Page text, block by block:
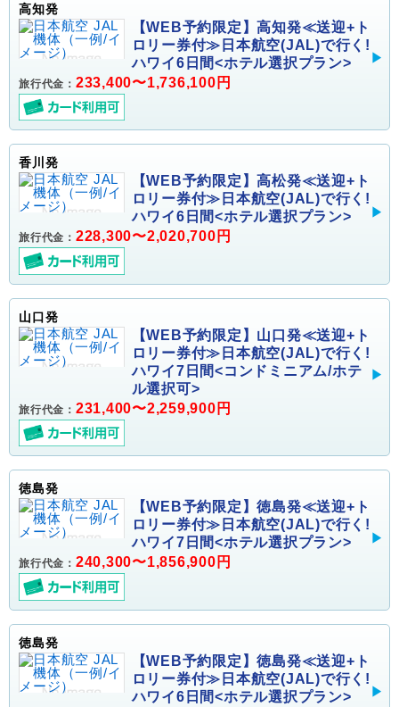
高知発
【WEB予約限定】高知発≪送迎+ト
ロリー券付≫日本航空(JAL)で行く!
ハワイ6日間<ホテル選択プラン>
旅行代金： 233,400〜1,736,100円
香川発
【WEB予約限定】高松発≪送迎+ト
ロリー券付≫日本航空(JAL)で行く!
ハワイ6日間<ホテル選択プラン>
旅行代金： 228,300〜2,020,700円
山口発
【WEB予約限定】山口発≪送迎+ト
ロリー券付≫日本航空(JAL)で行く!
ハワイ7日間<コンドミニアム/ホテ
ル選択可>
旅行代金： 231,400〜2,259,900円
徳島発
【WEB予約限定】徳島発≪送迎+ト
ロリー券付≫日本航空(JAL)で行く!
ハワイ7日間<ホテル選択プラン>
旅行代金： 240,300〜1,856,900円
徳島発
【WEB予約限定】徳島発≪送迎+ト
ロリー券付≫日本航空(JAL)で行く!
ハワイ6日間<ホテル選択プラン>